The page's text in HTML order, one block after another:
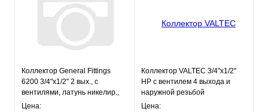
Коллектор General Fittings
6200 3/4"х1/2" 2 вых., c
вентилями, латунь никелир.,
красный регулятор
Цена:
Коллектор VALTEC 3/4"х1/2"
НР с вентилем 4 выхода и
наружной резьбой
Цена: